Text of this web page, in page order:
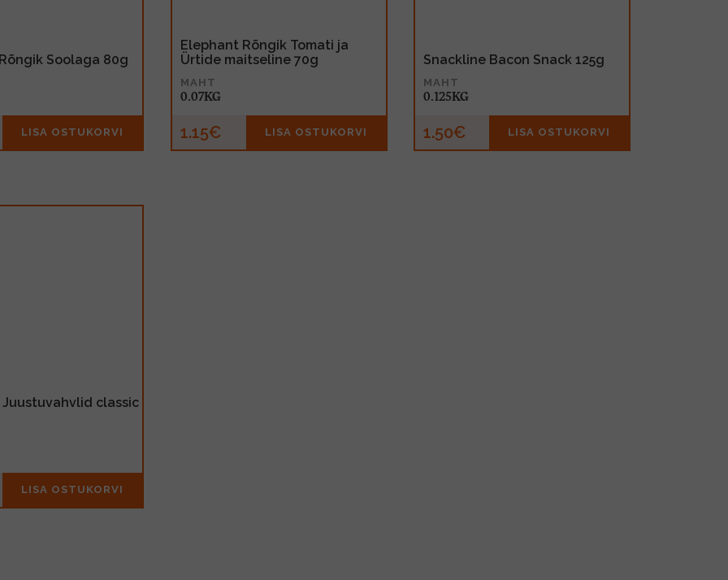
Soolaga 80g
LISA OSTUKORVI
Elephant Rõngik Tomati ja
Ürtide maitseline 70g
MAHT
0.07KG
1.15€ LISA OSTUKORVI
Snackline Bacon Snack 125g
MAHT
0.125KG
1.50€ LISA OSTUKORVI
Juustuvahvlid classic
LISA OSTUKORVI